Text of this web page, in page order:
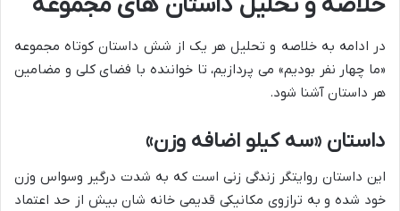
در ادامه به خلاصه و تحلیل هر یک از شش داستان کوتاه مجموعه
«ما چهار نفر بودیم» می پردازیم، تا خواننده با فضای کلی و مضامین
هر داستان آشنا شود.
داستان «سه کیلو اضافه وزن»
این داستان روایتگر زندگی زنی است که به شدت درگیر وسواس وزن
خود شده و به ترازوی مکانیکی قدیمی خانه شان بیش از حد اعتماد